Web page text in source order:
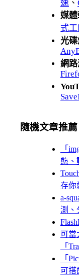
速 、
媒體
式
光碟
網路
隨機文章推薦
「
態、
存你
a-
測、
可當
「
「
可搭